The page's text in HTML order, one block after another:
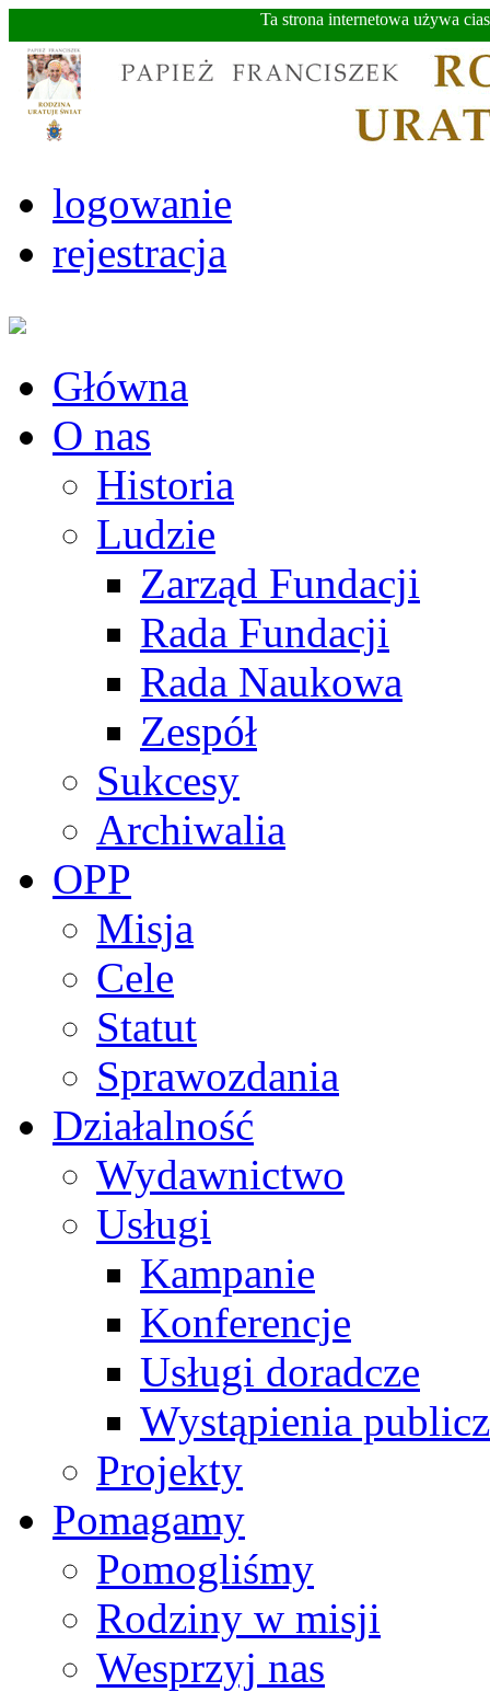
Ta strona internetowa używa
logowanie
rejestracja
Główna
O nas
Historia
Ludzie
Zarząd Fundacji
Rada Fundacji
Rada Naukowa
Zespół
Sukcesy
Archiwalia
OPP
Misja
Cele
Statut
Sprawozdania
Działalność
Wydawnictwo
Usługi
Kampanie
Konferencje
Usługi doradcze
Wystąpienia
Projekty
Pomagamy
Pomogliśmy
Rodziny w misji
Wesprzyj nas